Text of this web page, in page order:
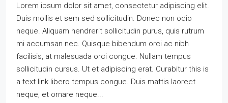
Lorem ipsum dolor sit amet, consectetur adipiscing elit.
Duis mollis et sem sed sollicitudin. Donec non odio
neque. Aliquam hendrerit sollicitudin purus, quis rutrum
mi accumsan nec. Quisque bibendum orci ac nibh
facilisis, at malesuada orci congue. Nullam tempus
sollicitudin cursus. Ut et adipiscing erat. Curabitur this is
a text link libero tempus congue. Duis mattis laoreet
neque, et ornare neque...